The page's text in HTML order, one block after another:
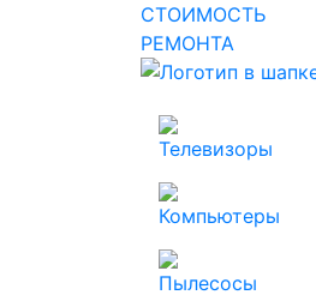
СТОИМОСТЬ
РЕМОНТА
Телевизоры
Компьютеры
Пылесосы